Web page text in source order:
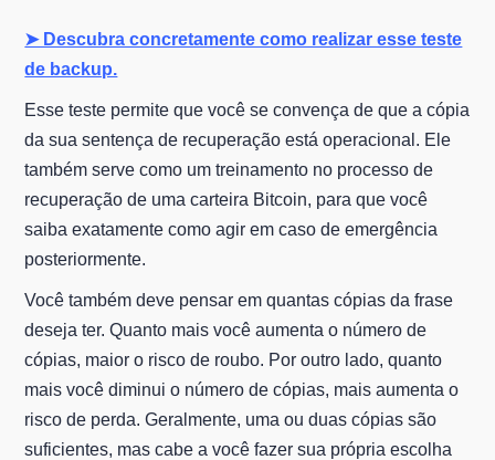
➤ Descubra concretamente como realizar esse teste
de backup.
Esse teste permite que você se convença de que a cópia
da sua sentença de recuperação está operacional. Ele
também serve como um treinamento no processo de
recuperação de uma carteira Bitcoin, para que você
saiba exatamente como agir em caso de emergência
posteriormente.
Você também deve pensar em quantas cópias da frase
deseja ter. Quanto mais você aumenta o número de
cópias, maior o risco de roubo. Por outro lado, quanto
mais você diminui o número de cópias, mais aumenta o
risco de perda. Geralmente, uma ou duas cópias são
suficientes, mas cabe a você fazer sua própria escolha